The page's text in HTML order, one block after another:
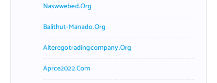
Naswwebed.org
Balithut-Manado.org
Alteregotradingcompany.org
Aprce2022.com